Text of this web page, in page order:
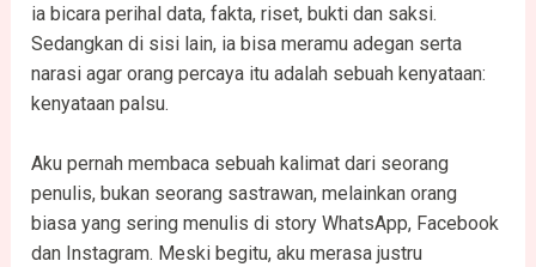
ia bicara perihal data, fakta, riset, bukti dan saksi.
Sedangkan di sisi lain, ia bisa meramu adegan serta
narasi agar orang percaya itu adalah sebuah kenyataan:
kenyataan palsu.
Aku pernah membaca sebuah kalimat dari seorang
penulis, bukan seorang sastrawan, melainkan orang
biasa yang sering menulis di story WhatsApp, Facebook
dan Instagram. Meski begitu, aku merasa justru